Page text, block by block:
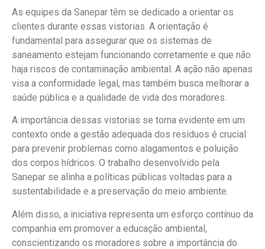
As equipes da Sanepar têm se dedicado a orientar os
clientes durante essas vistorias. A orientação é
fundamental para assegurar que os sistemas de
saneamento estejam funcionando corretamente e que não
haja riscos de contaminação ambiental. A ação não apenas
visa a conformidade legal, mas também busca melhorar a
saúde pública e a qualidade de vida dos moradores.
A importância dessas vistorias se torna evidente em um
contexto onde a gestão adequada dos resíduos é crucial
para prevenir problemas como alagamentos e poluição
dos corpos hídricos. O trabalho desenvolvido pela
Sanepar se alinha a políticas públicas voltadas para a
sustentabilidade e a preservação do meio ambiente.
Além disso, a iniciativa representa um esforço contínuo da
companhia em promover a educação ambiental,
conscientizando os moradores sobre a importância do